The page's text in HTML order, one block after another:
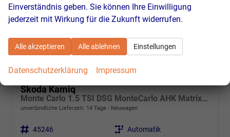
Skoda Kamiq
Monte Carlo 1.5 TSI DSG MonteCarlo AHK Matrix Pano RFK
unverbindliche Lieferzeit: 14 Tage Neuwagen
Fahrzeugnr. 45246 Getriebe Automatik
Einverständnis geben. Sie können Ihre Einwilligung
jederzeit mit Wirkung für die Zukunft widerrufen.
Alle akzeptieren Alle ablehnen Einstellungen
Datenschutzerklärung Impressum